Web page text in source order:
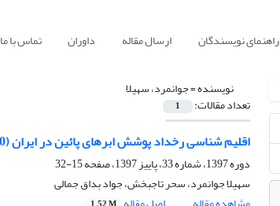
راهنمای نویسندگان ارسال مقاله داوران تماس با ما
نویسنده =جوانمرد، سهیلا
تعداد مقالات: 1
اقلیم شناسی رخداد پوشش ابرهای پائین در ایران (2010-1981)
دوره 1397، شماره 33، پاییز 1397، صفحه
15-32
سهیلا جوانمرد، سحر تاجبخش، جواد بداق جمالی